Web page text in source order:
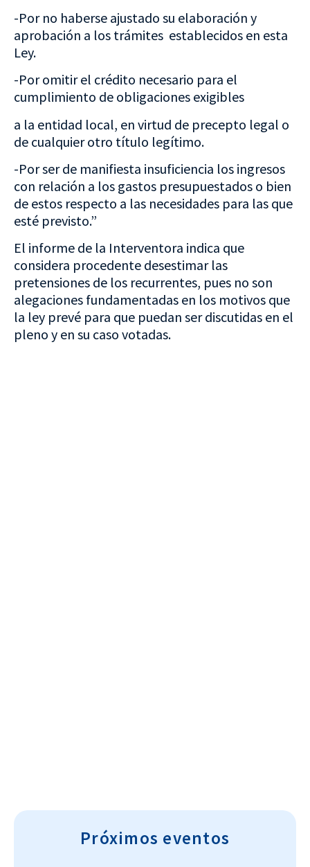
-Por no haberse ajustado su elaboración y
aprobación a los trámites establecidos en esta
Ley.
-Por omitir el crédito necesario para el
cumplimiento de obligaciones exigibles
a la entidad local, en virtud de precepto legal o
de cualquier otro título legítimo.
-Por ser de manifiesta insuficiencia los ingresos
con relación a los gastos presupuestados o bien
de estos respecto a las necesidades para las que
esté previsto.”
El informe de la Interventora indica que
considera procedente desestimar las
pretensiones de los recurrentes, pues no son
alegaciones fundamentadas en los motivos que
la ley prevé para que puedan ser discutidas en el
pleno y en su caso votadas.
Próximos eventos